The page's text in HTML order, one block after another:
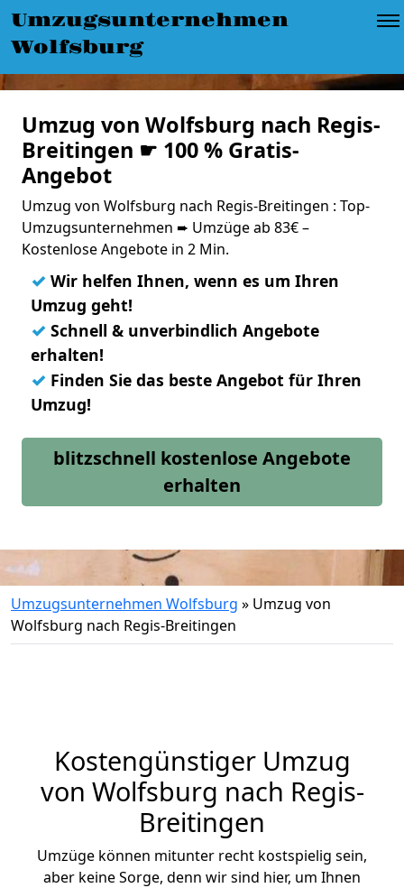
Umzugsunternehmen
Wolfsburg
Umzug von Wolfsburg nach Regis-
Breitingen ☛ 100 % Gratis-
Angebot
Umzug von Wolfsburg nach Regis-Breitingen : Top-
Umzugsunternehmen ➨ Umzüge ab 83€ –
Kostenlose Angebote in 2 Min.
✓ Wir helfen Ihnen, wenn es um Ihren
Umzug geht!
✓ Schnell & unverbindlich Angebote
erhalten!
✓ Finden Sie das beste Angebot für Ihren
Umzug!
blitzschnell kostenlose Angebote
erhalten
Umzugsunternehmen Wolfsburg » Umzug von
Wolfsburg nach Regis-Breitingen
Kostengünstiger Umzug
von Wolfsburg nach Regis-
Breitingen
Umzüge können mitunter recht kostspielig sein,
aber keine Sorge, denn wir sind hier, um Ihnen